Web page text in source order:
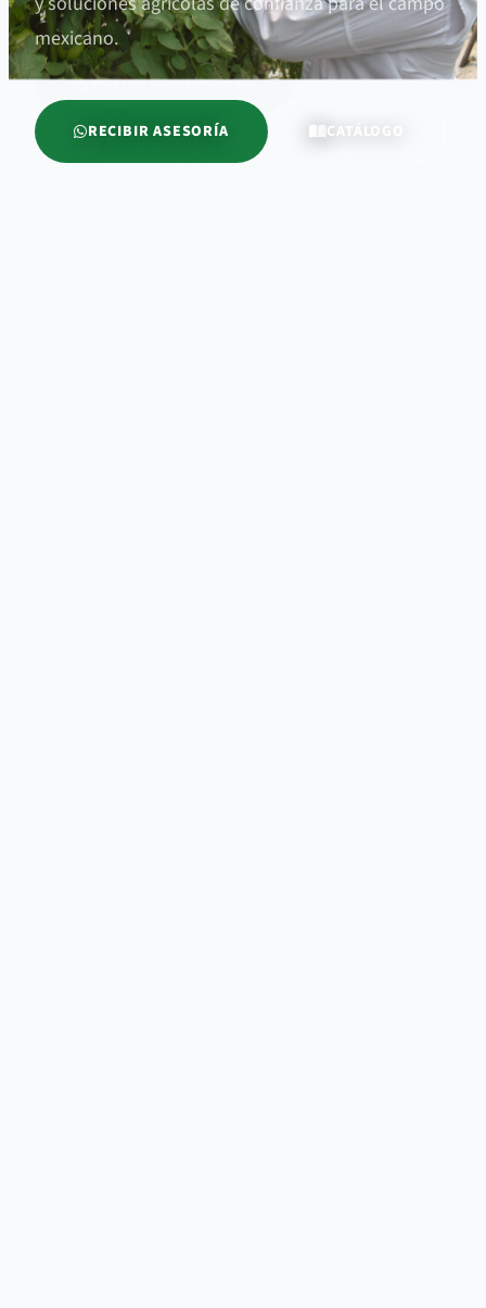
mexicano.
RECIBIR ASESORÍA CATÁLOGO
VISITAR DONDRON.MX
VER CATÁLOGO